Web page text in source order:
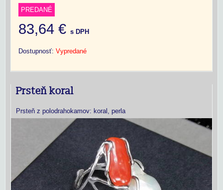
PREDANÉ
83,64 € s DPH
Dostupnosť: Vypredané
Prsteň koral
Prsteň z polodrahokamov: koral, perla